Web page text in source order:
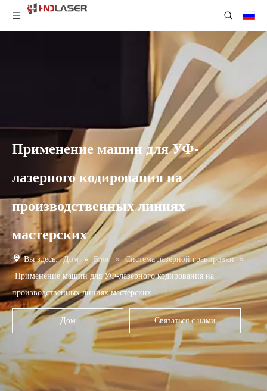
Применение машин для УФ-
лазерного кодирования на
производственных линиях
мастерских
Вы здесь: Дом » Блог » Система лазерной гравировки
»
Применение машин для УФ-лазерного кодирования на
производственных линиях мастерских
Дом Связаться с нами